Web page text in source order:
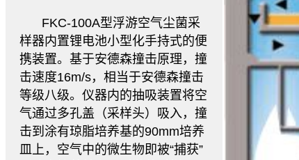
FKC-100A型浮游空气尘菌采
样器内置锂电池小型化手持式的便
携装置。基于安德森撞击原理，撞
击速度16m/s，相当于安德森撞击
等级八级。仪器内的抽吸装置将空
气通过多孔盖（采样头）吸入，撞
击到涂有琼脂培养基的90mm培养
皿上，空气中的微生物即被“捕获”